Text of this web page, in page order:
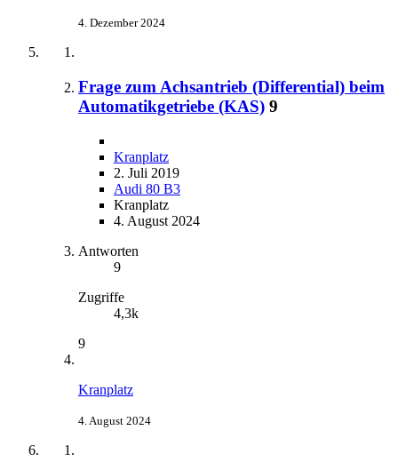
4. Dezember 2024
Frage zum Achsantrieb (Differential) beim
Automatikgetriebe (KAS) 9
Kranplatz
2. Juli 2019
Audi 80 B3
Kranplatz
4. August 2024
Antworten
9
Zugriffe
4,3k
9
Kranplatz
4. August 2024